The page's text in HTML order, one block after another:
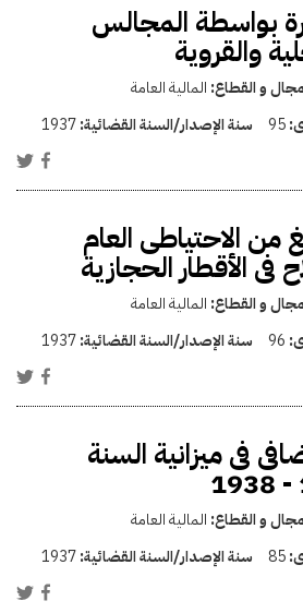
بواسطة المجالس
والقروية
و القطاع: المالية العامة
95 سنة الإصدار/السنة القضائية:1937
الاحتياطى العام
فى الأقطار الحجازية
و القطاع: المالية العامة
96 سنة الإصدار/السنة القضائية:1937
فى ميزانية السنة
و القطاع: المالية العامة
85 سنة الإصدار/السنة القضائية:1937